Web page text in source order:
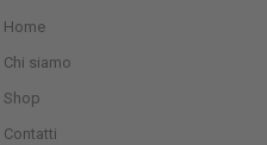
Home
Chi siamo
Shop
Contatti